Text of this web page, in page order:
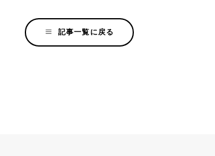
記事一覧に戻る